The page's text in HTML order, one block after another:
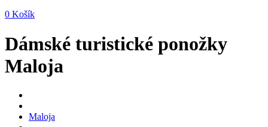
0 Košík
Dámské turistické ponožky
Maloja
Maloja